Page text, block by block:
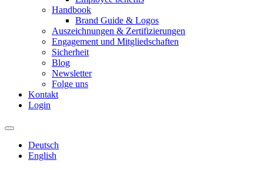
Handbook
Brand Guide & Logos
Auszeichnungen & Zertifizierungen
Engagement und Mitgliedschaften
Sicherheit
Blog
Newsletter
Folge uns
Kontakt
Login
Deutsch
English